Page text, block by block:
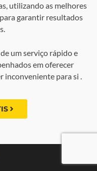
utilizando as melhores
garantir resultados
um serviço rápido e
em oferecer
inconveniente para si .